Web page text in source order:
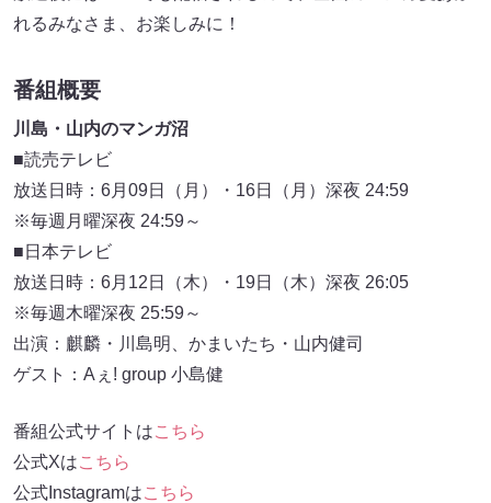
れるみなさま、お楽しみに！
番組概要
川島・山内のマンガ沼
■読売テレビ
放送日時：6月09日（月）・16日（月）深夜 24:59
※毎週月曜深夜 24:59～
■日本テレビ
放送日時：6月12日（木）・19日（木）深夜 26:05
※毎週木曜深夜 25:59～
出演：麒麟・川島明、かまいたち・山内健司
ゲスト：Aぇ! group 小島健
番組公式サイトはこちら
公式Xはこちら
公式Instagramはこちら